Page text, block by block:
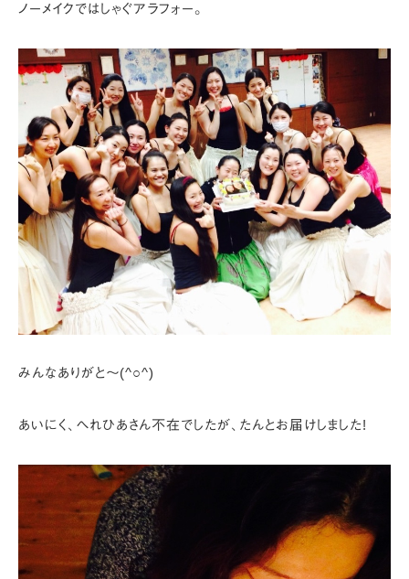
ノーメイクではしゃぐアラフォー。
みんなありがと～(^○^)
あいにく、へれひあさん不在でしたが、たんとお届けしました!